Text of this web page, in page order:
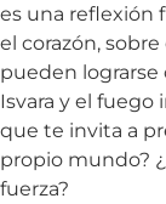
es una reflexión
el corazón,
pueden lograrse
Isvara y el fuego
que te invita a
propio mundo?
fuerza?